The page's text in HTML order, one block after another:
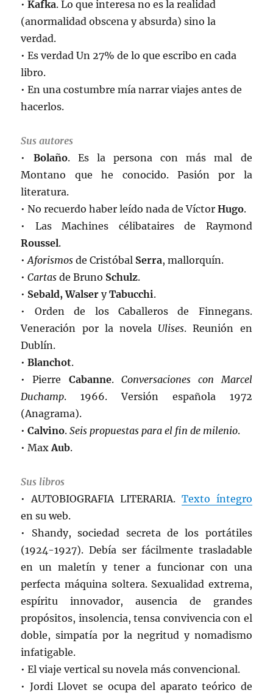
•Kafka. Lo que interesa no es la realidad
(anormalidad obscena y absurda) sino la
verdad.
• Es verdad Un 27% de lo que escribo en cada
libro.
• En una costumbre mía narrar viajes antes de
hacerlos.
Sus autores
• Bolaño. Es la persona con más mal de
Montano que he conocido. Pasión por la
literatura.
• No recuerdo haber leído nada de VíctorHugo.
• Las Machines célibataires de Raymond
Roussel.
•Aforismos de Cristóbal Serra, mallorquín.
•Cartas de Bruno Schulz.
• Sebald, Walser yTabucchi.
• Orden de los Caballeros de Finnegans.
Veneración por la novela Ulises. Reunión en
Dublín.
•Blanchot.
• Pierre Cabanne. Conversaciones con Marcel
Duchamp. 1966. Versión española 1972
(Anagrama).
•Calvino.Seis propuestas para el fin de milenio.
• MaxAub.
Sus libros
• AUTOBIOGRAFIA LITERARIA. Texto íntegro
en su web.
• Shandy, sociedad secreta de los portátiles
(1924-1927). Debía ser fácilmente trasladable
en un maletín y tener a funcionar con una
perfecta máquina soltera. Sexualidad extrema,
espíritu innovador, ausencia de grandes
propósitos, insolencia, tensa convivencia con el
doble, simpatía por la negritud y nomadismo
infatigable.
• El viaje vertical su novela más convencional.
• Jordi Llovet se ocupa del aparato teórico de